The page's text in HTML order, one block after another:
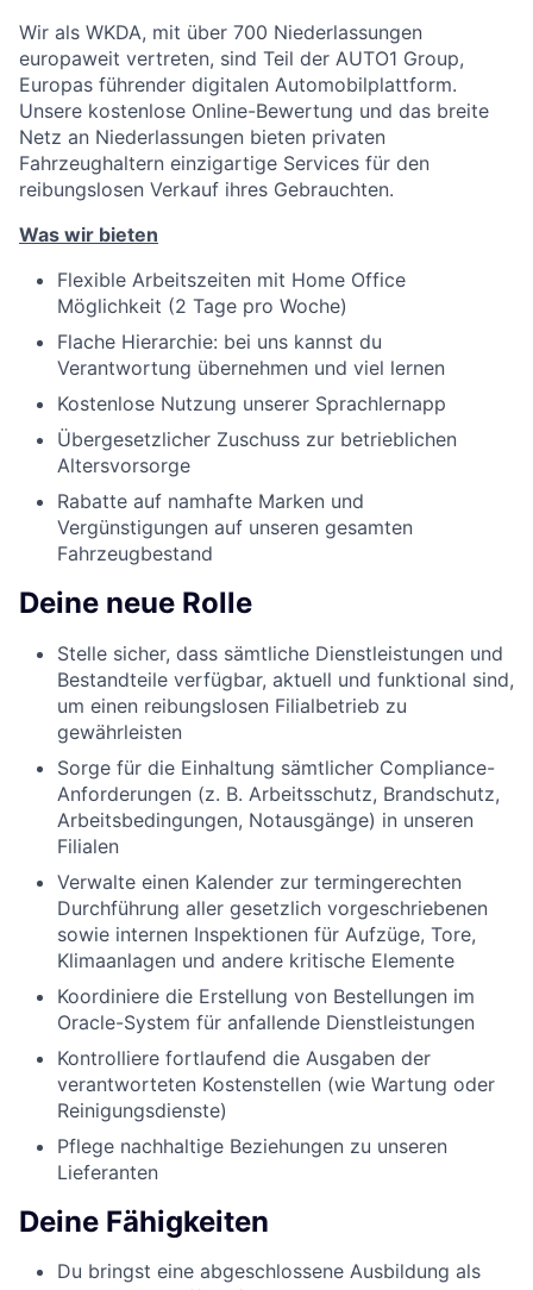
Wir als WKDA, mit über 700 Niederlassungen
europaweit vertreten, sind Teil der AUTO1 Group,
Europas führender digitalen Automobilplattform.
Unsere kostenlose Online-Bewertung und das breite
Netz an Niederlassungen bieten privaten
Fahrzeughaltern einzigartige Services für den
reibungslosen Verkauf ihres Gebrauchten.
Was wir bieten
Flexible Arbeitszeiten mit Home Office
Möglichkeit (2 Tage pro Woche)
Flache Hierarchie: bei uns kannst du
Verantwortung übernehmen und viel lernen
Kostenlose Nutzung unserer Sprachlernapp
Übergesetzlicher Zuschuss zur betrieblichen
Altersvorsorge
Rabatte auf namhafte Marken und
Vergünstigungen auf unseren gesamten
Fahrzeugbestand
Deine neue Rolle
Stelle sicher, dass sämtliche Dienstleistungen und
Bestandteile verfügbar, aktuell und funktional sind,
um einen reibungslosen Filialbetrieb zu
gewährleisten
Sorge für die Einhaltung sämtlicher Compliance-
Anforderungen (z. B. Arbeitsschutz, Brandschutz,
Arbeitsbedingungen, Notausgänge) in unseren
Filialen
Verwalte einen Kalender zur termingerechten
Durchführung aller gesetzlich vorgeschriebenen
sowie internen Inspektionen für Aufzüge, Tore,
Klimaanlagen und andere kritische Elemente
Koordiniere die Erstellung von Bestellungen im
Oracle-System für anfallende Dienstleistungen
Kontrolliere fortlaufend die Ausgaben der
verantworteten Kostenstellen (wie Wartung oder
Reinigungsdienste)
Pflege nachhaltige Beziehungen zu unseren
Lieferanten
Deine Fähigkeiten
Du bringst eine abgeschlossene Ausbildung als